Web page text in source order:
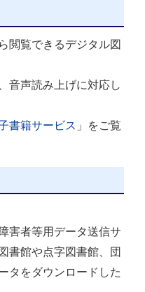
閲覧できるデジタル図
音声読み上げに対応し
書籍サービス 」をご覧
害者等用データ送信サ
書館や点字図書館、団
タをダウンロードした